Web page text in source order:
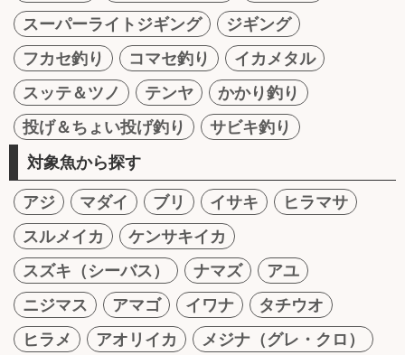
スーパーライトジギング
ジギング
フカセ釣り
コマセ釣り
イカメタル
スッテ＆ツノ
テンヤ
かかり釣り
投げ＆ちょい投げ釣り
サビキ釣り
対象魚から探す
アジ マダイ ブリ イサキ
ヒラマサ
スルメイカ
ケンサキイカ
スズキ（シーバス）
ナマズ
アユ
ニジマス
アマゴ イワナ
タチウオ
ヒラメ
アオリイカ
メジナ（グレ・クロ）